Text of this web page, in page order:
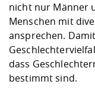
nicht nur Männer
Menschen mit
ansprechen.
dass
bestimmt sind.